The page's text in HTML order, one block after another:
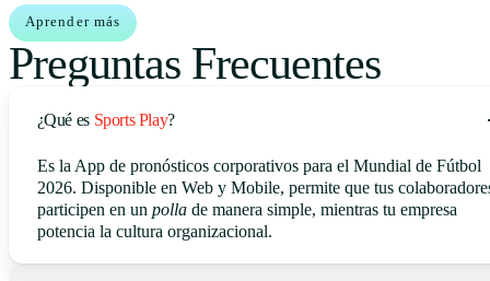
Aprender más
Preguntas Frecuentes
¿Qué es Sports Play?
Es la App de pronósticos corporativos para el Mundial de Fútbol
2026. Disponible en Web y Mobile, permite que tus
participen en un pollade manera simple, mientras tu empresa
potencia la cultura organizacional.